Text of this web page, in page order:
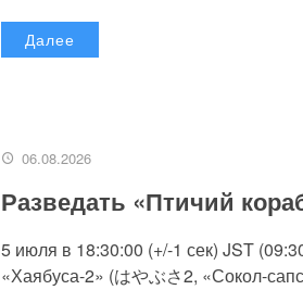
Далее
06.08.2026
Разведать «Птичий
5 июля в 18:30:00 (+/-1 сек) JST
«Хаябуса-2» (はやぶさ2, «Сокол-